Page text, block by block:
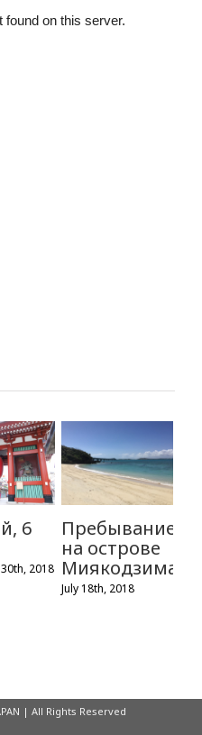
6
2018
Пребывание
на острове
July 18th, 2018
| All Rights Reserved